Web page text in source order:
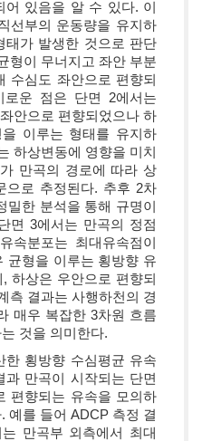
어 있음을 알 수 있다. 이
선부의 운동량을 유지하
태가 발생한 것으로 판단
형이 무너지고 좌안 부분
수심도 좌안으로 편향되
로운 점은 단면 2에서는
안으로 편향되었으나 하
이루는 형태를 유지하
하상변동에 영향을 미치
만곡의 경로에 따라 상
으로 추정된다. 추후 2차
밀한 분석을 통해 규명이
면 3에서는 만곡의 정점
속분포는 최대유속점이
균형을 이루는 횡방향 유
하상은 우안으로 편향되
측 결과는 사행하천의 경
매우 복잡한 3차원 흐름
것을 의미한다.
한 횡방향 수심평균 유속
만곡이 시작되는 단면
편향되는 유속을 모의하
예를 들어 ADCP 측정 결
만곡부 외측에서 최대